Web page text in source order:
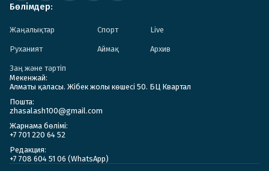
Бөлімдер:
Жаңалықтар Спорт Live
Руханият Аймақ Архив
Заң және тәртіп
Мекенжай:
Алматы қаласы. Жібек жолы көшесі 50. БЦ Квартал
Пошта:
zhasalash100@gmail.com
Жарнама бөлімі:
+7 701 220 64 52
Редакция:
+7 708 604 51 06 (WhatsApp)